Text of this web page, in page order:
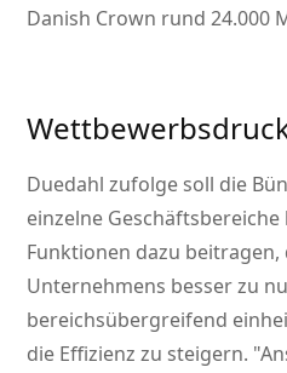
Danish Crown rund 24.000
Duedahl zufolge soll die
einzelne
Funktionen dazu beitragen,
Unternehmens besser zu
bereichsübergreifend
die Effizienz zu steigern.